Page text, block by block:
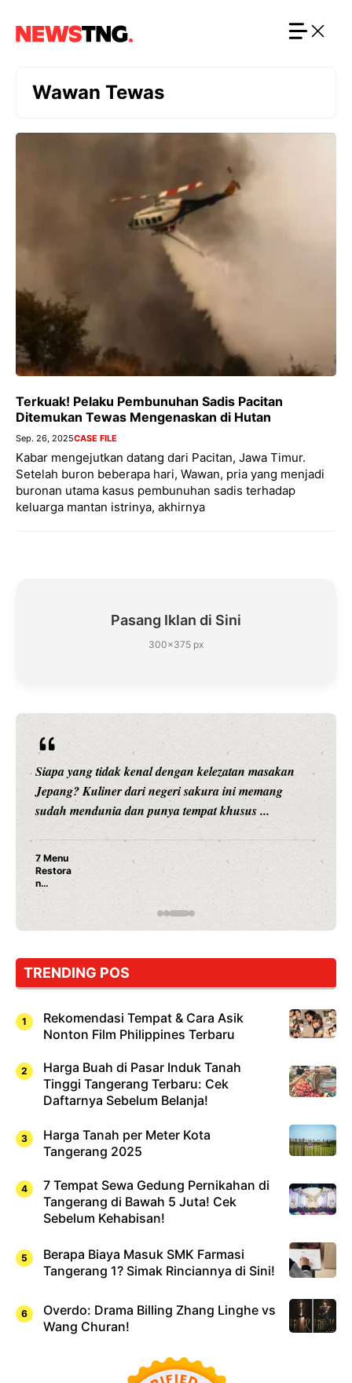
Wawan Tewas
Terkuak! Pelaku Pembunuhan Sadis Pacitan
Ditemukan Tewas Mengenaskan di Hutan
Sep. 26, 2025CASE FILE
Kabar mengejutkan datang dari Pacitan, Jawa Timur.
Setelah buron beberapa hari, Wawan, pria yang menjadi
buronan utama kasus pembunuhan sadis terhadap
keluarga mantan istrinya, akhirnya
Pasang Iklan di Sini
300×375 px
Siapa yang tidak kenal dengan kelezatan masakan
Jepang? Kuliner dari negeri sakura ini memang
sudah mendunia dan punya tempat khusus ...
7 Menu
Restora
n
Jepang
yang
Dicoba,
Cuma
Sushi!
TRENDING POS
Rekomendasi Tempat & Cara Asik
Nonton Film Philippines Terbaru
Harga Buah di Pasar Induk Tanah
Tinggi Tangerang Terbaru: Cek
Daftarnya Sebelum Belanja!
Harga Tanah per Meter Kota
Tangerang 2025
7 Tempat Sewa Gedung Pernikahan di
Tangerang di Bawah 5 Juta! Cek
Sebelum Kehabisan!
Berapa Biaya Masuk SMK Farmasi
Tangerang 1? Simak Rinciannya di Sini!
Overdo: Drama Billing Zhang Linghe vs
Wang Churan!